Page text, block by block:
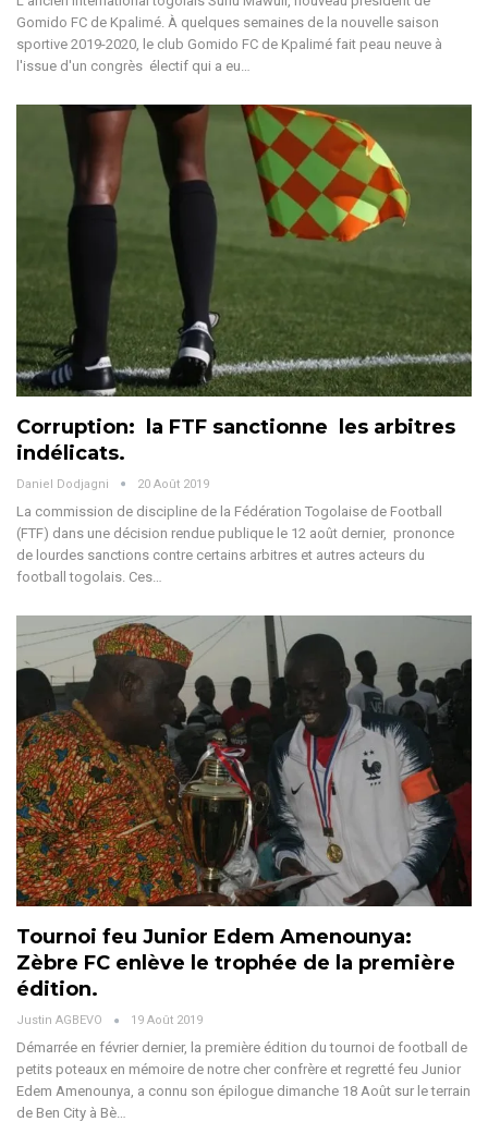
Gomido FC de Kpalimé. À quelques semaines de la nouvelle saison
sportive 2019-2020, le club Gomido FC de Kpalimé fait peau neuve à
l'issue d'un congrès électif qui a eu…
Corruption: la FTF sanctionne les arbitres
indélicats.
Daniel Dodjagni 20 Août 2019
La commission de discipline de la Fédération Togolaise de Football
(FTF) dans une décision rendue publique le 12 août dernier, prononce
de lourdes sanctions contre certains arbitres et autres acteurs du
football togolais. Ces…
Tournoi feu Junior Edem Amenounya:
Zèbre FC enlève le trophée de la première
édition.
Justin AGBEVO 19 Août 2019
Démarrée en février dernier, la première édition du tournoi de football de
petits poteaux en mémoire de notre cher confrère et regretté feu Junior
Edem Amenounya, a connu son épilogue dimanche 18 Août sur le terrain
de Ben City à Bè…